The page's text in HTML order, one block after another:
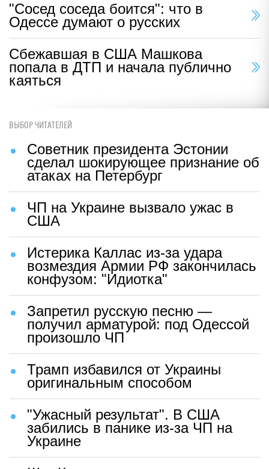
"Сосед соседа боится": что в
Одессе думают о русских
Сбежавшая в США Машкова
попала в ДТП и начала публично
каяться
ВЫБОР ЧИТАТЕЛЕЙ
Советник президента Эстонии
сделал шокирующее признание об
атаках на Петербург
ЧП на Украине вызвало ужас в
США
Истерика Каллас из-за удара
возмездия Армии РФ закончилась
конфузом: "Идиотка"
Запретил русскую песню —
получил арматурой: под Одессой
произошло ЧП
Трамп избавился от Украины
оригинальным способом
"Ужасный результат". В США
забились в панике из-за ЧП на
Украине